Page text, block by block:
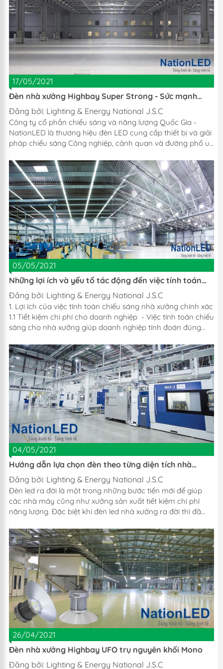
xưởng có vai trò chiếu sáng cho toàn bộ nhà xưởng. Đảm
17/05/2021
Đèn nhà xưởng Highbay Super Strong - Sức mạnh
Đăng bởi: Lighting & Energy National J.S.C
Công ty cổ phần chiếu sáng và năng lượng Quốc Gia -
NationLED là thương hiệu đèn LED cung cấp thiết bị và giải
pháp chiếu sáng Công nghiệp, cảnh quan và đường phố uy
tới Quý khách sản phẩm Đèn LED Highbay UFO - Super
Strong sức mạnh ánh sáng vượt trội là dòng sản phẩm cao
cấp được bảo hành lên tới 5 năm đạt chuẩn : SAA / CE /
RoHS / LM 79 / LM80 .... Đèn LED Highbay UFO Super
Strong có mức công suất chủ đạo là 200W,...
05/05/2021
Những lợi ích và yếu tố tác động đến việc tính toán
Đăng bởi: Lighting & Energy National J.S.C
1. Lợi ích của việc tính toán chiếu sáng nhà xưởng chính xác
1.1 Tiết kiệm chi phí cho doanh nghiệp - Việc tính toán chiếu
sáng cho nhà xưởng giúp doanh nghiệp tính đoán đúng
kiệm được chi phí mua đèn, chi phí thuê nhân công lắp
đèn. - Bên cạnh đó, điều này còn giúp doanh nghiệp tiết
kiệm điện năng trong quá trình sử dụng đèn, từ đó giảm
hóa đơn tiền điện, giảm chi phí sản xuất cho doanh nghiệp.
1.2 An toàn cho không gian nhà xưởng -...
04/05/2021
Hướng dẫn lựa chọn đèn theo từng diện tích nhà
xưởng
Đăng bởi: Lighting & Energy National J.S.C
Đèn led ra đời là một trong những bước tiến mới để giúp
các nhà máy cũng như xưởng sản xuất tiết kiệm chi phí
năng lượng. Đặc biệt khi đèn led nhà xưởng ra đời thì đã
như giảm chi phí điện năng. Tuy nhiên cách lựa chọn đèn
led cho nhà xưởng như thế nào để đạt hiệu quả tốt nhất
vẫn là câu hỏi lớn của nhiều khách hàng, hãy cùng
NationLED chúng tôi tham khảo thông qua bài viết dưới
đây. 1. Các loại đèn led nhà xưởng công...
26/04/2021
Đèn nhà xưởng Highbay UFO trụ nguyên khối Mono
Đăng bởi: Lighting & Energy National J.S.C